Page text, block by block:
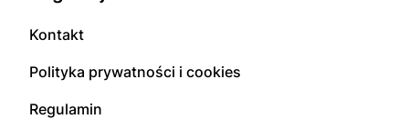
Kontakt
Polityka prywatności i cookies
Regulamin